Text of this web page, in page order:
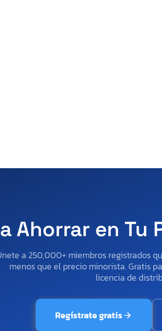
Ahorrar en Tu
a 250,000+ miembros registrados
menos que el precio minorista. Gratis
licencia de
Regístrate gratis